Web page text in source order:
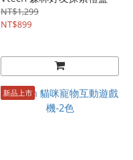
NT$1,299
NT$899
新品上市